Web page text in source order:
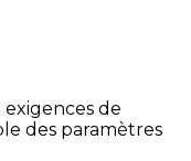
de
des paramètres